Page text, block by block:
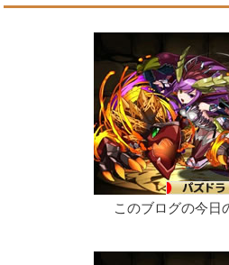
このブログの今日